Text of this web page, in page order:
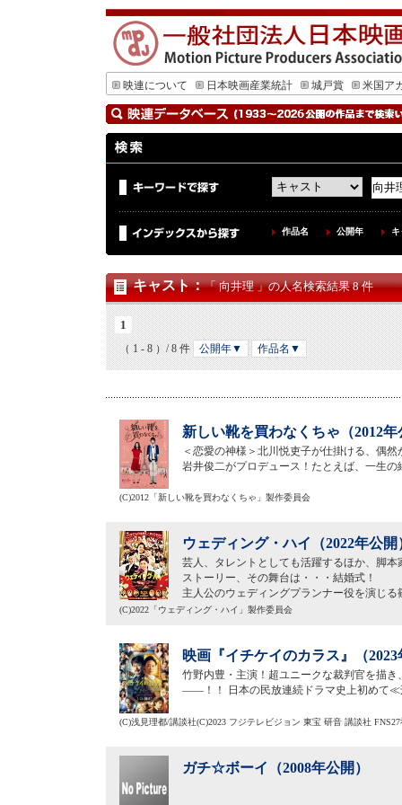
映連について 日本映画産業統計 城戸賞 米国ア
作品名 公開年
キャスト：「 向井理 」の人名検索結果 8 件
1
（ 1 - 8 ）/ 8 件 公開年▼ 作品名▼
新しい靴を買わなくちゃ（2012年
＜恋愛の神様＞北川悦吏子が仕掛ける、偶
岩井俊二がプロデュース！たとえば、一生
(C)2012「新しい靴を買わなくちゃ」製作委員会
ウェディング・ハイ（2022年公開
芸人、タレントとしても活躍するほか、脚
ストーリー、その舞台は・・・結婚式！
主人公のウェディングプランナー役を演じる
(C)2022「ウェディング・ハイ」製作委員会
映画『イチケイのカラス』（2023
竹野内豊・主演！超ユニークな裁判官を描
――！！ 日本の民放連続ドラマ史上初めて≪
(C)浅見理都/講談社(C)2023 フジテレビジョン 東宝 研音 講談社 FNS27
ガチ☆ボーイ（2008年公開）